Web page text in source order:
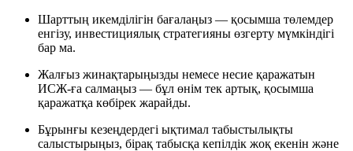
Шарттың икемділігін бағалаңыз — қосымша төлемдер
енгізу, инвестициялық стратегияны өзгерту мүмкіндігі
бар ма.
Жалғыз жинақтарыңызды немесе несие қаражатын
ИСЖ-ға салмаңыз — бұл өнім тек артық, қосымша
қаражатқа көбірек жарайды.
Бұрынғы кезеңдердегі ықтимал табыстылықты
салыстырыңыз, бірақ табысқа кепілдік жоқ екенін және